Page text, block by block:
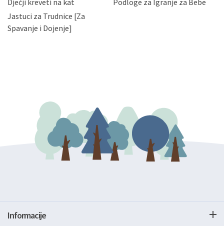
zatražiti prestanak aktivnosti obrade Vaših osobnih
podataka. Opoziv privole možete podnijeti poštom na
gore navedenu adresu ili e-mailom na adresu:
Dječji kreveti na kat
Podloge za Igranje za Bebe
Jastuci za Trudnice [Za
Spavanje i Dojenje]
Informacije